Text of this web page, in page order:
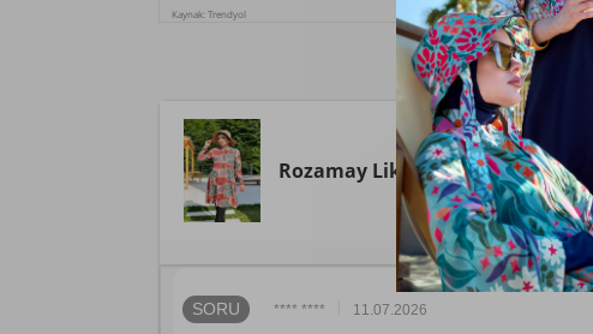
Kaynak: Trendyol
Rozamay Likralı Tam Kapalı
SORU **** **** 11.07.2026